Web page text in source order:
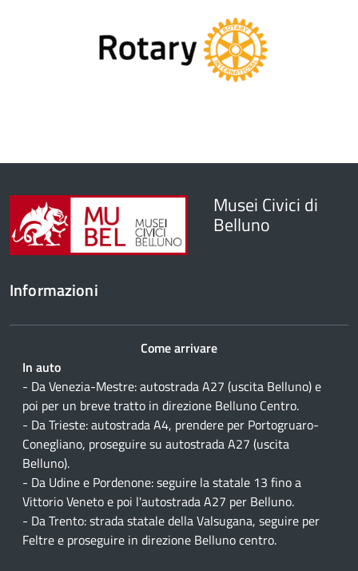
Musei Civici di
Belluno
Informazioni
Come arrivare
In auto
- Da Venezia-Mestre: autostrada A27 (uscita Belluno) e
poi per un breve tratto in direzione Belluno Centro.
- Da Trieste: autostrada A4, prendere per Portogruaro-
Conegliano, proseguire su autostrada A27 (uscita
Belluno).
- Da Udine e Pordenone: seguire la statale 13 fino a
Vittorio Veneto e poi l'autostrada A27 per Belluno.
- Da Trento: strada statale della Valsugana, seguire per
Feltre e proseguire in direzione Belluno centro.